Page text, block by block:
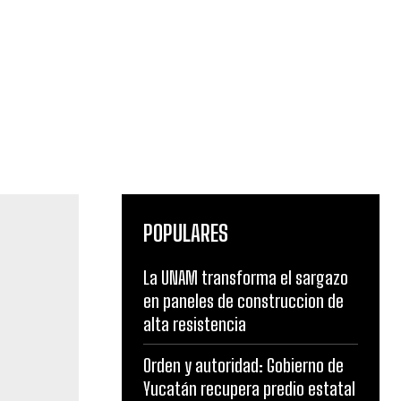
POPULARES
La UNAM transforma el sargazo
en paneles de construccion de
alta resistencia
Orden y autoridad: Gobierno de
Yucatán recupera predio estatal